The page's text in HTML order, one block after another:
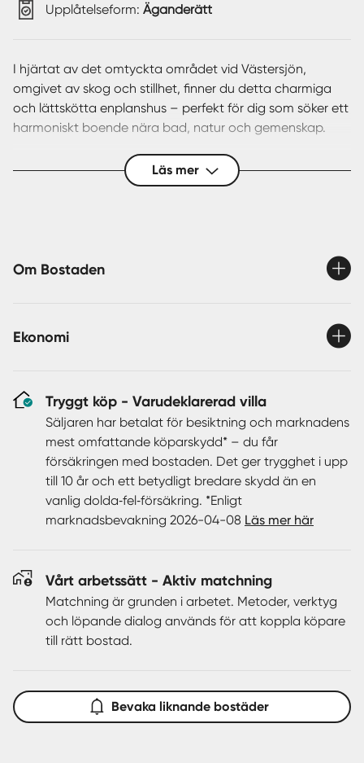
Upplåtelseform: Äganderätt
I hjärtat av det omtyckta området vid Västersjön,
omgivet av skog och stillhet, finner du detta charmiga
och lättskötta enplanshus – perfekt för dig som söker ett
harmoniskt boende nära bad, natur och gemenskap.
Huset erbjuder ett rymligt vardagsrum med braskamin
som bidrar med både värme och trivsel under årets
för köksbord, vilket ger möjlighet till både
Vidare finns ett sovrum, ett duschrum med duschkabin
och tvättmaskin, separat toalett samt praktiskt
Från huset nås den stora altanen med soligt läge – en
underbar plats för lata sommardagar, grillkvällar och
umgänge. Intill finns grannar, men skogen runtom bidrar
till en tydlig närvaro av natur och en lugn känsla.
På fastigheten finns även en gäststuga med egen altan,
perfekt för övernattande gäster, tonårsbarn eller som
Här bor du endast ett par minuters promenad från
Västersjöns badplats, där du kan njuta av svalkande
dopp under sommaren. Området präglas av fina
promenadstråk, svamp- och bärrika skogar samt en
Detta är ett idealiskt boende för dig som söker något
mindre och lättskött – oavsett om du letar efter ett
Läs mer
Om Bostaden
Ekonomi
Tryggt köp - Varudeklarerad villa
Säljaren har betalat för besiktning och marknadens
mest omfattande köparskydd* – du får
försäkringen med bostaden. Det ger trygghet i upp
till 10 år och ett betydligt bredare skydd än en
vanlig dolda‑fel‑försäkring. *Enligt
marknadsbevakning 2026-04-08 Läs mer här
Vårt arbetssätt - Aktiv matchning
Matchning är grunden i arbetet. Metoder, verktyg
och löpande dialog används för att koppla köpare
till rätt bostad.
Bevaka liknande bostäder